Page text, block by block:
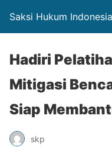
Saksi Hukum Indonesia
Hadiri
Mitigasi
Siap
skp